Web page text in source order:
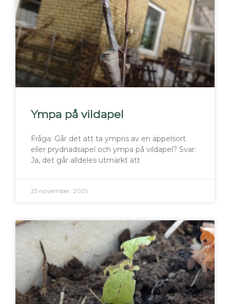
Ympa på vildapel
Fråga: Går det att ta ympris av en äppelsort
eller prydnadsapel och ympa på vildapel? Svar:
Ja, det går alldeles utmärkt att
25 november, 2025